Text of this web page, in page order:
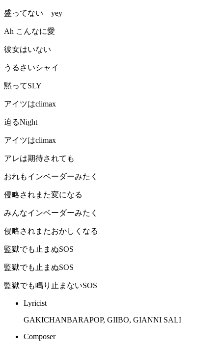
盛ってない yey
Ah こんなに愛
彼女はいない
うるさいシャイ
黙ってSLY
アイツはclimax
迫るNight
アイツはclimax
アレは期待されても
おれもインベーダーみたく
侵略されまた変になる
みんなインベーダーみたく
侵略されまたおかしくなる
監獄でも止まぬSOS
監獄でも止まぬSOS
監獄でも鳴り止まないSOS
Lyricist
GAKICHANBARAPOP, GIIBO, GIANNI SALI
Composer